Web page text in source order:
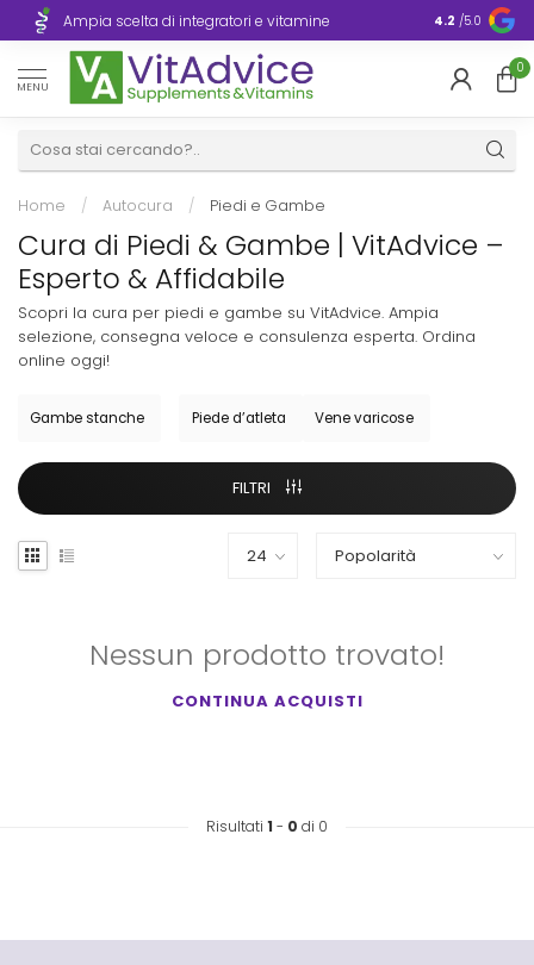
Ampia scelta di integratori e vitamine Consegna
Europa
4.2 /5.0
MENU
0
Home / Autocura / Piedi e Gambe
Cura di Piedi & Gambe | VitAdvice –
Esperto & Affidabile
Scopri la cura per piedi e gambe su VitAdvice. Ampia
selezione, consegna veloce e consulenza esperta. Ordina
online oggi!
Gambe stanche Piede d’atleta Vene varicose
FILTRI
Nessun prodotto trovato!
CONTINUA ACQUISTI
Risultati 1 - 0 di 0